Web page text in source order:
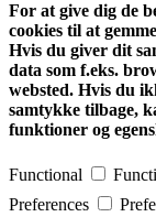
For at give dig de
cookies til at
Hvis du giver dit
data som f.eks.
websted. Hvis du
samtykke tilbage,
funktioner og
Functional
Preferences